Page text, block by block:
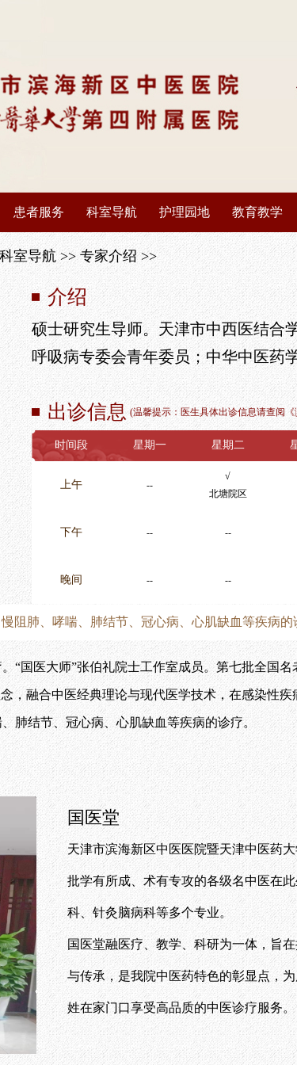
患者服务
出诊信息
停诊信息
专家介绍
专病门诊
特色技术
就诊服务
健康科普
科室导航
重点学科
科室导航
健康体检
结果查询
护理园地
简介详情
专科护理
护理动态
护理科普
护士风采
教育教学
本科教育
研究生教育
继续医学
住院医师
进修培训
西学中培训
科室导航>>专家介绍>>
介绍
硕士研究生导师。天津市中西医结合
呼吸病专委会青年委员；中华中医药
出诊信息 (温馨提示：医生具体出诊信息请查阅《
时间段 星期一 星期二
上午 --
√
北塘院区
下午 -- --
晚间 -- --
阻肺、哮喘、肺结节、冠心病、心肌缺血等疾病的
医大师”张伯礼院士工作室成员。第七批全国名
，融合中医经典理论与现代医学技术，在感染性
肺结节、冠心病、心肌缺血等疾病的诊疗。
国医堂
天津市滨海新区中医医院暨天津中医药
批学有所成、术有专攻的各级名中医在
科、针灸脑病科等多个专业。
国医堂融医疗、教学、科研为一体，旨
与传承，是我院中医药特色的彰显点，
姓在家门口享受高品质的中医诊疗服务。